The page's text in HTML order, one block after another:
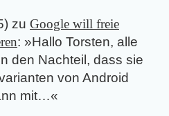
) zu Google will freie
: »Hallo Torsten, alle
den Nachteil, dass sie
von Android
mit…«